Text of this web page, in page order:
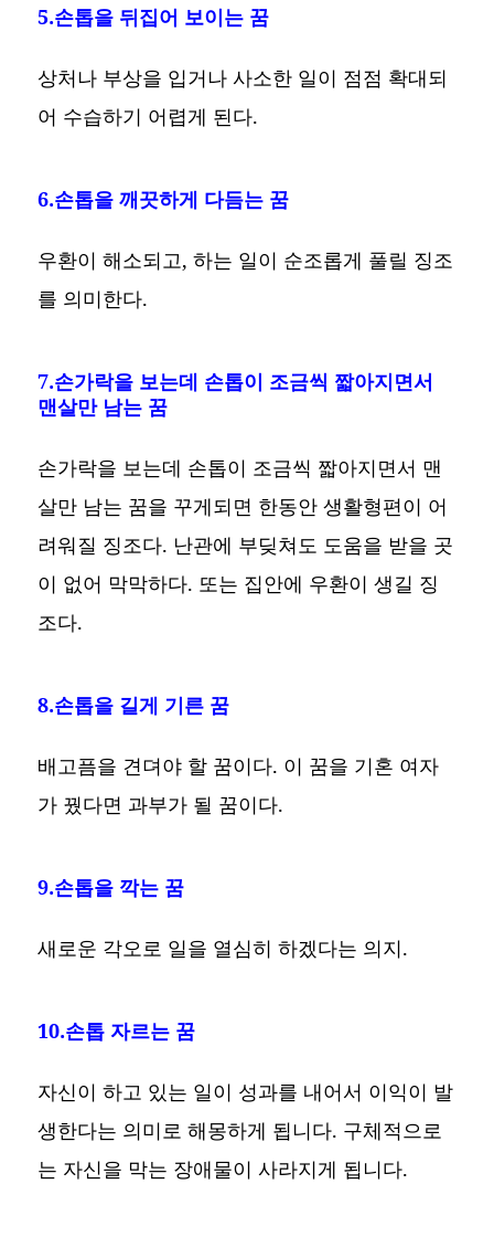
5.손톱을 뒤집어 보이는 꿈
상처나 부상을 입거나 사소한 일이 점점 확대되
어 수습하기 어렵게 된다.
6.손톱을 깨끗하게 다듬는 꿈
우환이 해소되고, 하는 일이 순조롭게 풀릴 징조
를 의미한다.
7.손가락을 보는데 손톱이 조금씩 짧아지면서
맨살만 남는 꿈
손가락을 보는데 손톱이 조금씩 짧아지면서 맨
살만 남는 꿈을 꾸게되면 한동안 생활형편이 어
려워질 징조다. 난관에 부딪쳐도 도움을 받을 곳
이 없어 막막하다. 또는 집안에 우환이 생길 징
조다.
8.손톱을 길게 기른 꿈
배고픔을 견뎌야 할 꿈이다. 이 꿈을 기혼 여자
가 꿨다면 과부가 될 꿈이다.
9.손톱을 깍는 꿈
새로운 각오로 일을 열심히 하겠다는 의지.
10.손톱 자르는 꿈
자신이 하고 있는 일이 성과를 내어서 이익이 발
생한다는 의미로 해몽하게 됩니다. 구체적으로
는 자신을 막는 장애물이 사라지게 됩니다.